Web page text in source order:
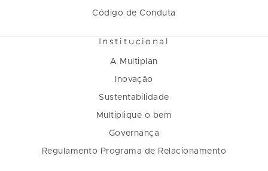
Código de Conduta
Institucional
A Multiplan
Inovação
Sustentabilidade
Multiplique o bem
Governança
Regulamento Programa de Relacionamento